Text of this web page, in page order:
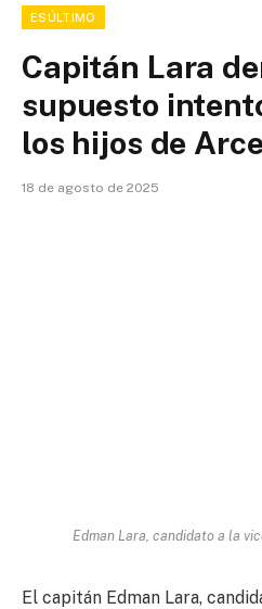
ESÚLTIMO
Capitán Lara
supuesto
los hijos de
18 de agosto de 2025
Edman Lara, candidato a la
El capitán Edman Lara,